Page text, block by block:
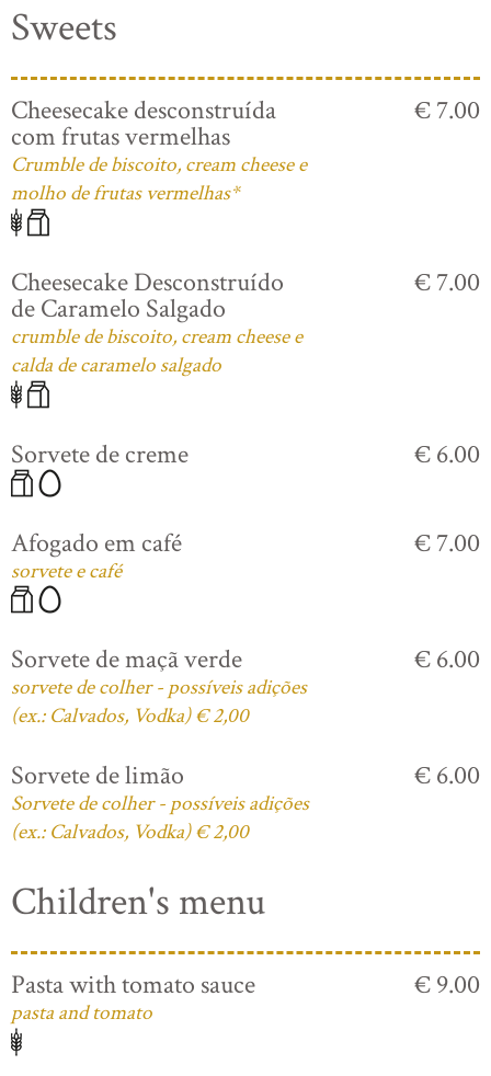
Sweets
Cheesecake desconstruída
com frutas vermelhas
Crumble de biscoito, cream cheese e
molho de frutas vermelhas*
€ 7.00
Cheesecake Desconstruído
de Caramelo Salgado
crumble de biscoito, cream cheese e
calda de caramelo salgado
€ 7.00
Sorvete de creme € 6.00
Afogado em café
sorvete e café
€ 7.00
Sorvete de maçã verde
sorvete de colher - possíveis adições
(ex.: Calvados, Vodka) € 2,00
€ 6.00
Sorvete de limão
Sorvete de colher - possíveis adições
(ex.: Calvados, Vodka) € 2,00
€ 6.00
Children's menu
Pasta with tomato sauce
pasta and tomato
€ 9.00